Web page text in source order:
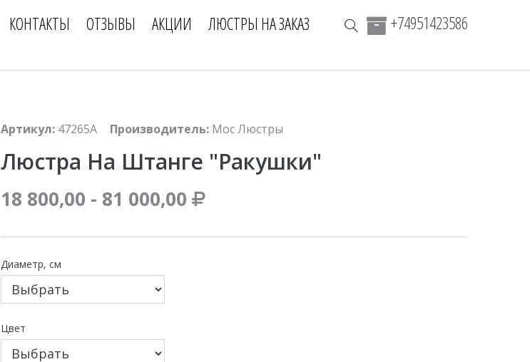
КОНТАКТЫ ОТЗЫВЫ АКЦИИ ЛЮСТРЫ НА ЗАКАЗ +74951423586
Артикул: 47265A Производитель: Мос Люстры
Люстра На Штанге "Ракушки"
18 800,00 - 81 000,00
Диаметр, см
Цвет